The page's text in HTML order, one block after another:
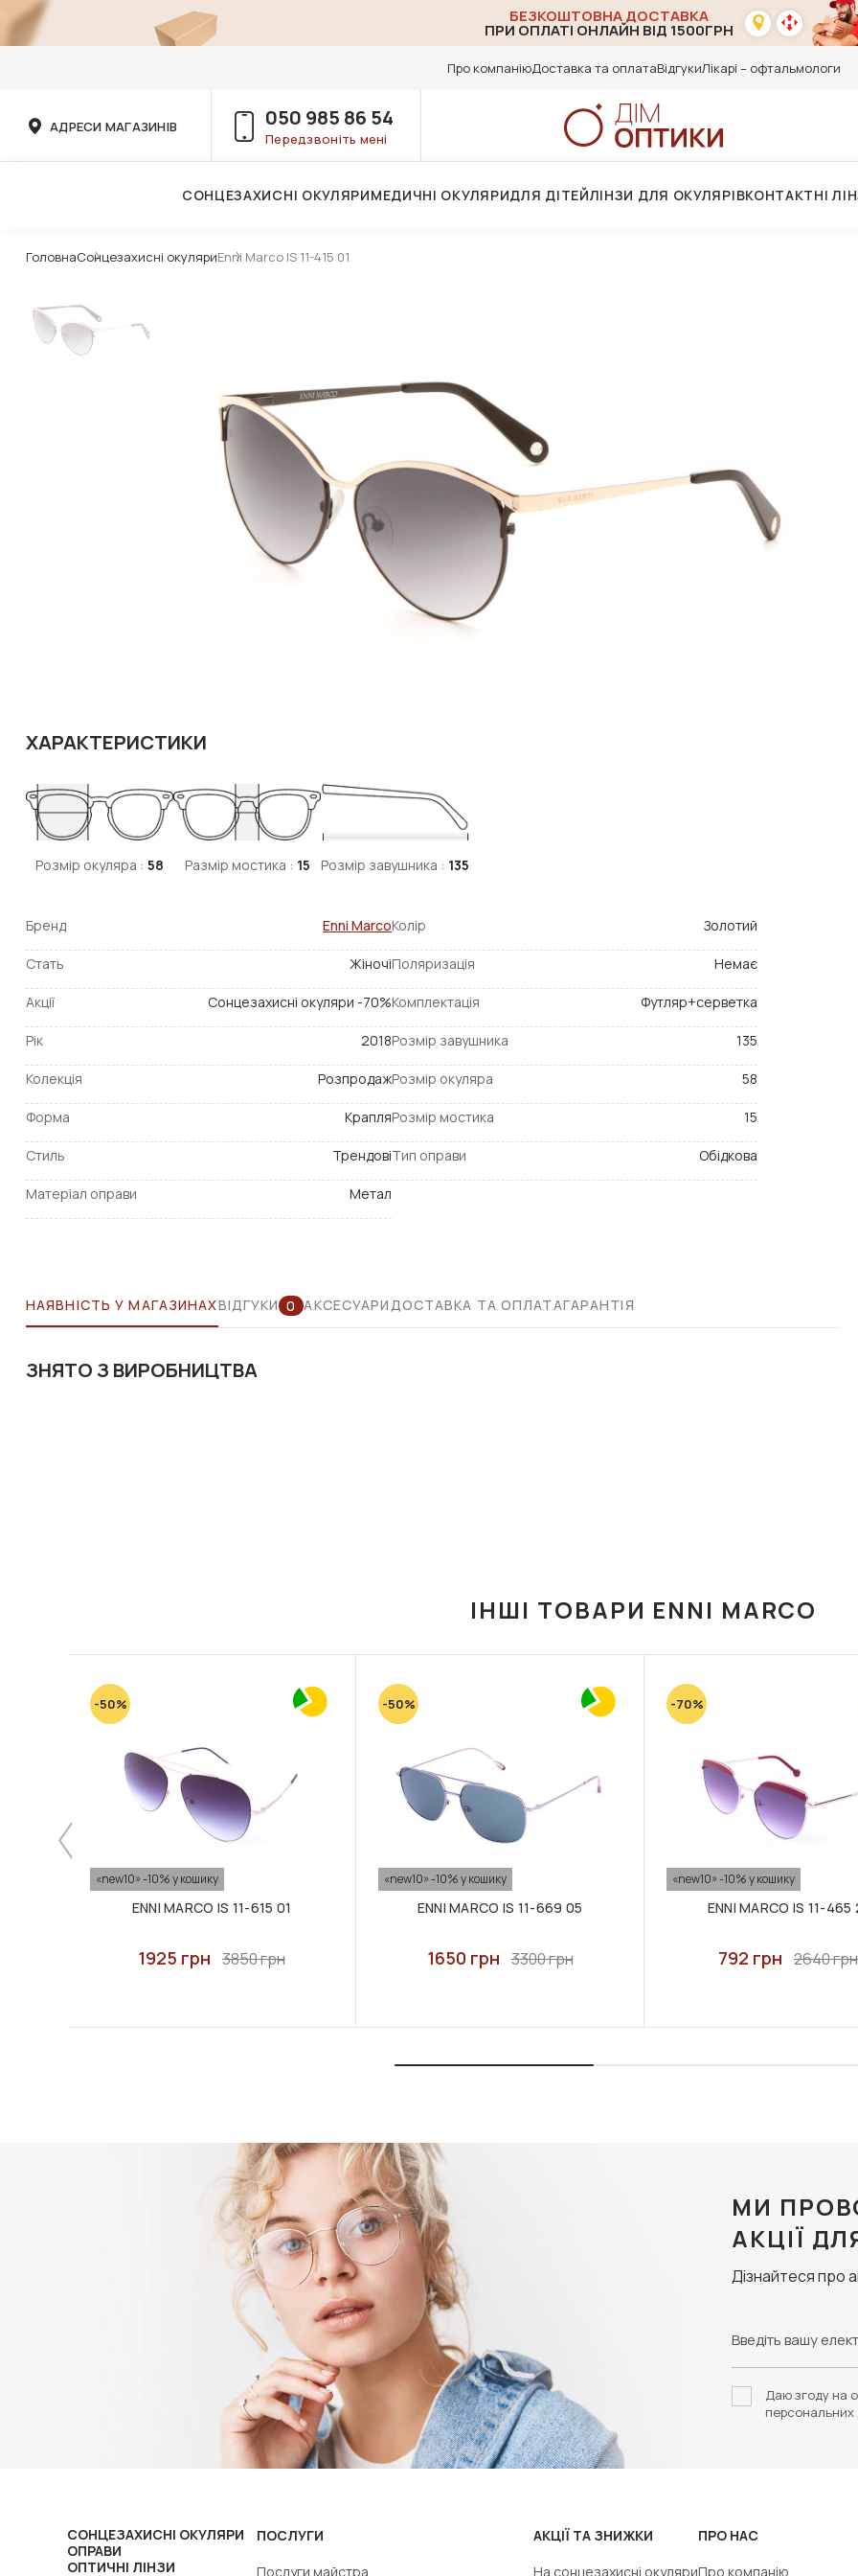
БЕЗКОШТОВНА ДОСТАВКА
ПРИ ОПЛАТІ ОНЛАЙН ВІД 1500ГРН
Про компаніюДоставка та оплатаВідгукиЛікарі – офтальмологи
АДРЕСИ МАГАЗИНІВ 050 985 86 54
Передзвоніть мені
СОНЦЕЗАХИСНІ ОКУЛЯРИМЕДИЧНІ ОКУЛЯРИДЛЯ ДІТЕЙЛІНЗИ ДЛЯ ОКУЛЯРІВКОНТАКТНІ
ГоловнаСонцезахисні окуляриEnni Marco IS 11-415 01
ХАРАКТЕРИСТИКИ
Розмір окуляра : 58 Размір мостика : 15 Розмір завушника : 135
Бренд Enni Marco
Стать Жіночі
Акції Сонцезахисні окуляри -70%
Рік 2018
Колекція Розпродаж
Форма Крапля
Стиль Трендові
Матеріал оправи Метал
Колір Золотий
Поляризація Немає
Комплектація Футляр+серветка
Розмір завушника 135
Розмір окуляра 58
Розмір мостика 15
Тип оправи Обідкова
НАЯВНІСТЬ У МАГАЗИНАХВІДГУКИ 0 АКСЕСУАРИДОСТАВКА ТА ОПЛАТАГАРАНТІЯ
ЗНЯТО З ВИРОБНИЦТВА
ІНШІ ТОВАРИ ENNI MARCO
-50%
«new10» -10% у кошику
ENNI MARCO IS 11-615 01
1925 грн 3850 грн
-50%
«new10» -10% у кошику
ENNI MARCO IS 11-669 05
1650 грн 3300 грн
-70%
«new10» -10% у кошику
ENNI MARCO IS 11-465
792 грн 2640 грн
МИ
АКЦІЇ
Дізнайтеся про
Даю згоду на
СОНЦЕЗАХИСНІ ОКУЛЯРИ
ОПРАВИ
ОПТИЧНІ ЛІНЗИ
ПОСЛУГИ
Послуги майстра
АКЦІЇ ТА ЗНИЖКИ
На сонцезахисні окуляри
ПРО НАС
Про компанію